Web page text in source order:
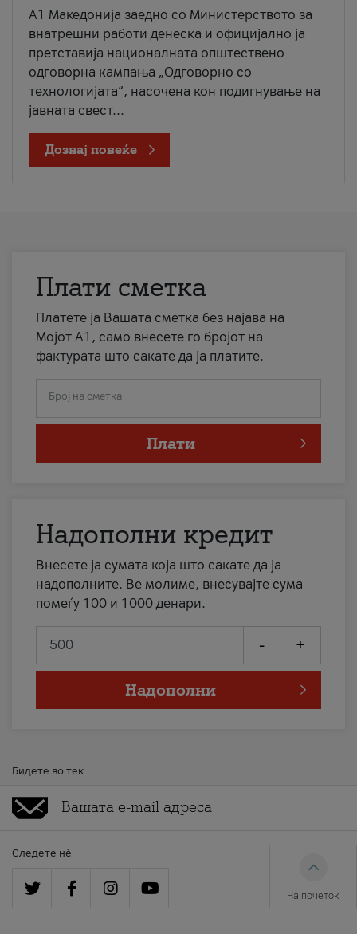
A1 Македонија заедно со Министерството за
внатрешни работи денеска и официјално ја
претставија националната општествено
одговорна кампања „Одговорно со
технологијата“, насочена кон подигнување на
јавната свест...
Дознај повеќе
Плати сметка
Платете ја Вашата сметка без најава на
Мојот А1, само внесете го бројот на
фактурата што сакате да ја платите.
Број на сметка
Плати
Надополни кредит
Внесете ја сумата која што сакате да ја
надополните. Ве молиме, внесувајте сума
помеѓу 100 и 1000 денари.
- +
Надополни
Бидете во тек
Следете нè
На почеток